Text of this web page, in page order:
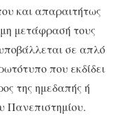
και απαραιτήτως
μετάφρασή τους
σε απλό
που εκδίδει
της ημεδαπής ή
Πανεπιστημίου.